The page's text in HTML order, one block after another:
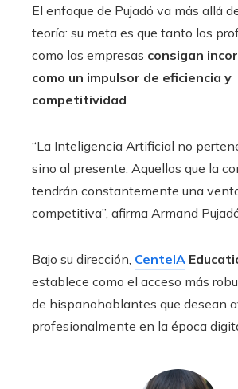
El enfoque de Pujadó va más allá
teoría: su meta es que tanto los
como las empresas consigan
como un impulsor de eficiencia y
competitividad.
“La Inteligencia Artificial no
sino al presente. Aquellos que la
tendrán constantemente una
competitiva”, afirma Armand
Bajo su dirección, CenteIA
establece como el acceso más
de hispanohablantes que desean
profesionalmente en la época